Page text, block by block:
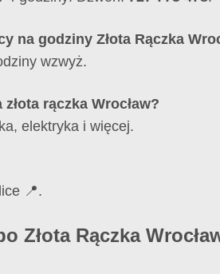
na godziny Złota Rączka
wzwyż.
złota rączka Wrocław?
elektryka i więcej.
📍.
Złota Rączka